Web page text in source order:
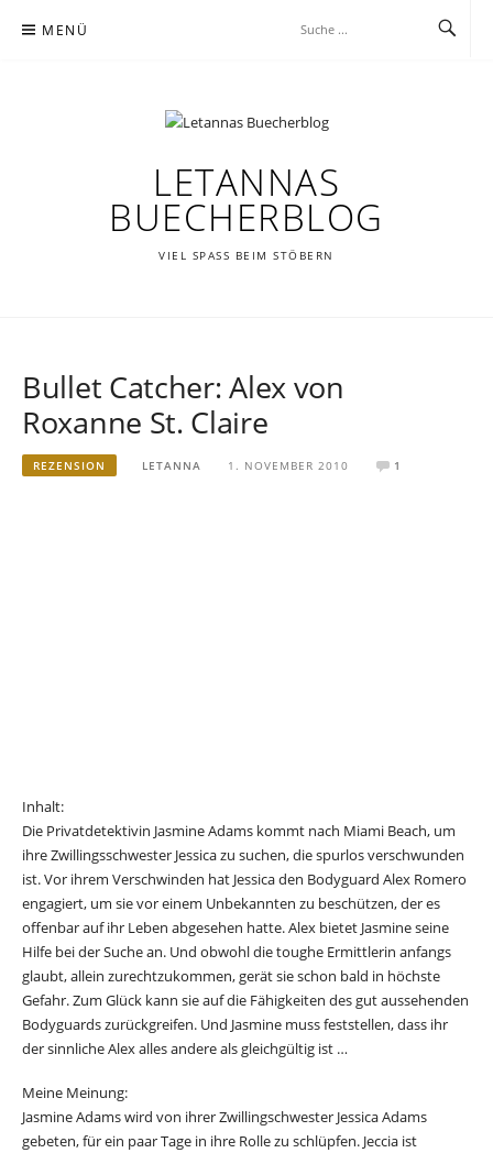
Inhalt MENÜ
LETANNAS
BUECHERBLOG
VIEL SPASS BEIM STÖBERN
Bullet Catcher: Alex von
Roxanne St. Claire
REZENSION LETANNA 1. NOVEMBER 2010 1
Inhalt:
Die Privatdetektivin Jasmine Adams kommt nach Miami Beach, um
ihre Zwillingsschwester Jessica zu suchen, die spurlos verschwunden
ist. Vor ihrem Verschwinden hat Jessica den Bodyguard Alex Romero
engagiert, um sie vor einem Unbekannten zu beschützen, der es
offenbar auf ihr Leben abgesehen hatte. Alex bietet Jasmine seine
Hilfe bei der Suche an. Und obwohl die toughe Ermittlerin anfangs
glaubt, allein zurechtzukommen, gerät sie schon bald in höchste
Gefahr. Zum Glück kann sie auf die Fähigkeiten des gut aussehenden
Bodyguards zurückgreifen. Und Jasmine muss feststellen, dass ihr
der sinnliche Alex alles andere als gleichgültig ist …
Meine Meinung:
Jasmine Adams wird von ihrer Zwillingschwester Jessica Adams
gebeten, für ein paar Tage in ihre Rolle zu schlüpfen. Jeccia ist